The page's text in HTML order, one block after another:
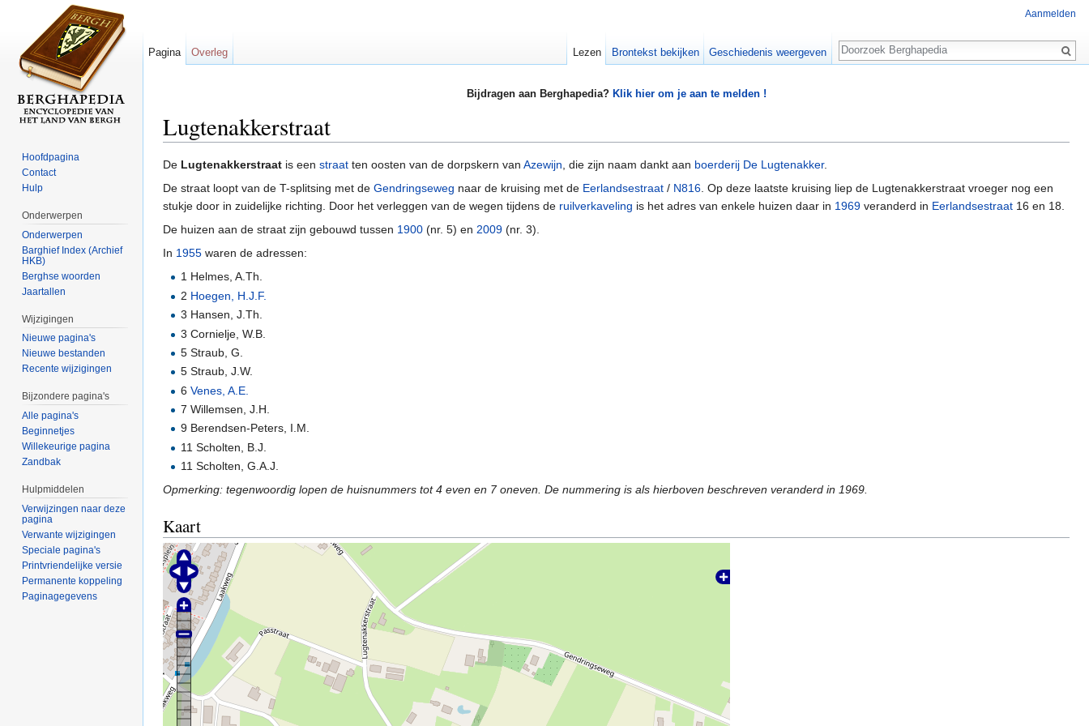
Bijdragen aan Berghapedia? Klik hier om je aan te melden !
Lugtenakkerstraat
De Lugtenakkerstraat is een straat ten oosten van de dorpskern van Azewijn, die zijn naam dankt aan boerderij De Lugtenakker.
De straat loopt van de T-splitsing met de Gendringseweg naar de kruising met de Eerlandsestraat / N816. Op deze laatste kruising liep de Lugtenakkerstraat vroeger nog een
stukje door in zuidelijke richting. Door het verleggen van de wegen tijdens de ruilverkaveling is het adres van enkele huizen daar in 1969 veranderd in Eerlandsestraat 16 en 18.
De huizen aan de straat zijn gebouwd tussen 1900 (nr. 5) en 2009 (nr. 3).
In 1955 waren de adressen:
1 Helmes, A.Th.
2 Hoegen, H.J.F.
3 Hansen, J.Th.
3 Cornielje, W.B.
5 Straub, G.
5 Straub, J.W.
6Venes, A.E.
7 Willemsen, J.H.
9 Berendsen-Peters, I.M.
11 Scholten, B.J.
11 Scholten, G.A.J.
Opmerking: tegenwoordig lopen de huisnummers tot 4 even en 7 oneven. De nummering is als hierboven beschreven veranderd in 1969.
Kaart
Aanmelden
Pagina Overleg Lezen Brontekst bekijken Geschiedenis weergeven
Zoeken
Hoofdpagina
Contact
Hulp
Onderwerpen
Onderwerpen
Barghief Index (Archief
HKB)
Berghse woorden
Jaartallen
Wijzigingen
Nieuwe pagina's
Nieuwe bestanden
Recente wijzigingen
Bijzondere pagina's
Alle pagina's
Beginnetjes
Willekeurige pagina
Zandbak
Hulpmiddelen
Verwijzingen naar deze
pagina
Verwante wijzigingen
Speciale pagina's
Printvriendelijke versie
Permanente koppeling
Paginagegevens